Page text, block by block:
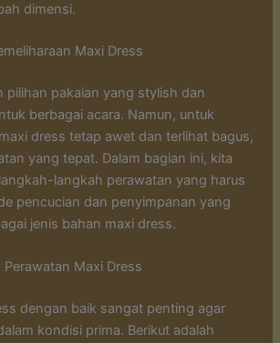
dimensi.
Maxi Dress
pilihan pakaian yang stylish dan
berbagai acara. Namun, untuk
dress tetap awet dan terlihat bagus,
yang tepat. Dalam bagian ini, kita
langkah perawatan yang harus
pencucian dan penyimpanan yang
jenis bahan maxi dress.
Maxi Dress
dengan baik sangat penting agar
kondisi prima. Berikut adalah